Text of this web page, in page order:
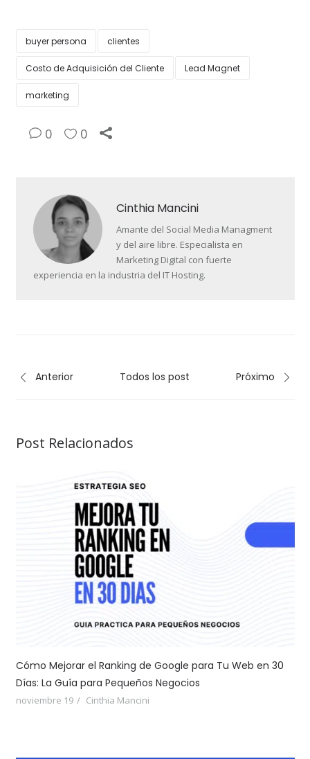
buyer persona clientes
Costo de Adquisición del Cliente Lead Magnet
marketing
0 0
Cinthia Mancini
Amante del Social Media Managment
y del aire libre. Especialista en
Marketing Digital con fuerte
experiencia en la industria del IT Hosting.
Anterior Todos los post Próximo
Post Relacionados
Cómo Mejorar el Ranking de Google para Tu Web en 30
Días: La Guía para Pequeños Negocios
noviembre 19 Cinthia Mancini